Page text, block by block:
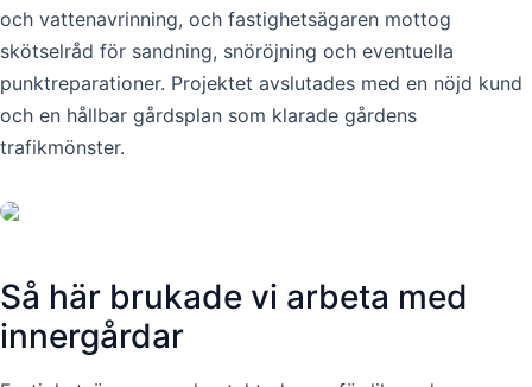
och vattenavrinning, och fastighetsägaren mottog
skötselråd för sandning, snöröjning och eventuella
punktreparationer. Projektet avslutades med en nöjd kund
och en hållbar gårdsplan som klarade gårdens
trafikmönster.
Så här brukade vi arbeta med
innergårdar